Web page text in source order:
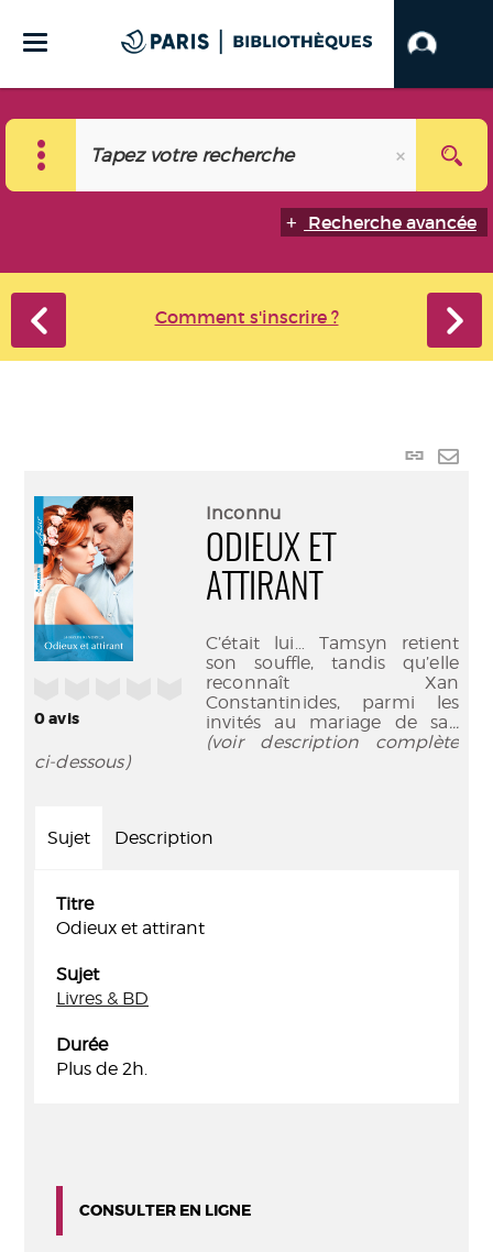
Recherche avancée
Comment s'inscrire ?
Lien
0avis
Inconnu
ODIEUX ET
ATTIRANT
C’était lui… Tamsyn retient
son souffle, tandis qu’elle
reconnaît Xan
Constantinides, parmi les
invités au mariage de sa...
(voir description complète
ci-dessous)
Sujet Description
Titre
Odieux et attirant
Sujet
Livres & BD
Durée
Plus de 2h.
CONSULTER EN LIGNE